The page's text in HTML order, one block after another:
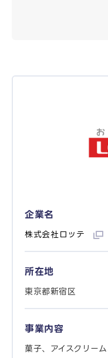
企業名
株式会社ロッテ
所在地
東京都新宿区
事業内容
菓子、アイスクリー